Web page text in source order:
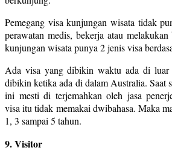
Pemegang visa kunjungan wisata tidak
perawatan medis, bekerja atau
kunjungan wisata punya 2 jenis visa
Ada visa yang dibikin waktu ada di luar
dibikin ketika ada di dalam Australia. Saat
ini mesti di terjemahkan oleh jasa
visa itu tidak memakai dwibahasa. Maka
1, 3 sampai 5 tahun.
9. Visitor